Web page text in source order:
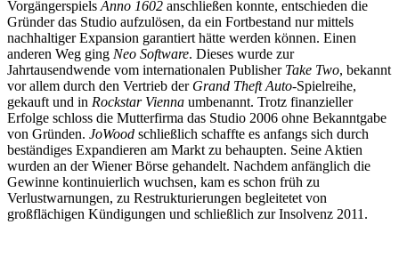
Vorgängerspiels Anno 1602 anschließen konnte, entschieden die
Gründer das Studio aufzulösen, da ein Fortbestand nur mittels
nachhaltiger Expansion garantiert hätte werden können. Einen
anderen Weg ging Neo Software. Dieses wurde zur
Jahrtausendwende vom internationalen Publisher Take Two, bekannt
vor allem durch den Vertrieb der Grand Theft Auto-Spielreihe,
gekauft und in Rockstar Vienna umbenannt. Trotz finanzieller
Erfolge schloss die Mutterfirma das Studio 2006 ohne Bekanntgabe
von Gründen. JoWood schließlich schaffte es anfangs sich durch
beständiges Expandieren am Markt zu behaupten. Seine Aktien
wurden an der Wiener Börse gehandelt. Nachdem anfänglich die
Gewinne kontinuierlich wuchsen, kam es schon früh zu
Verlustwarnungen, zu Restrukturierungen begleitetet von
großflächigen Kündigungen und schließlich zur Insolvenz 2011.